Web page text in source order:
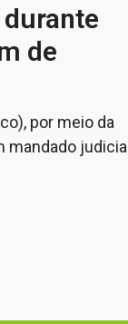
de
por meio da
mandado judicial